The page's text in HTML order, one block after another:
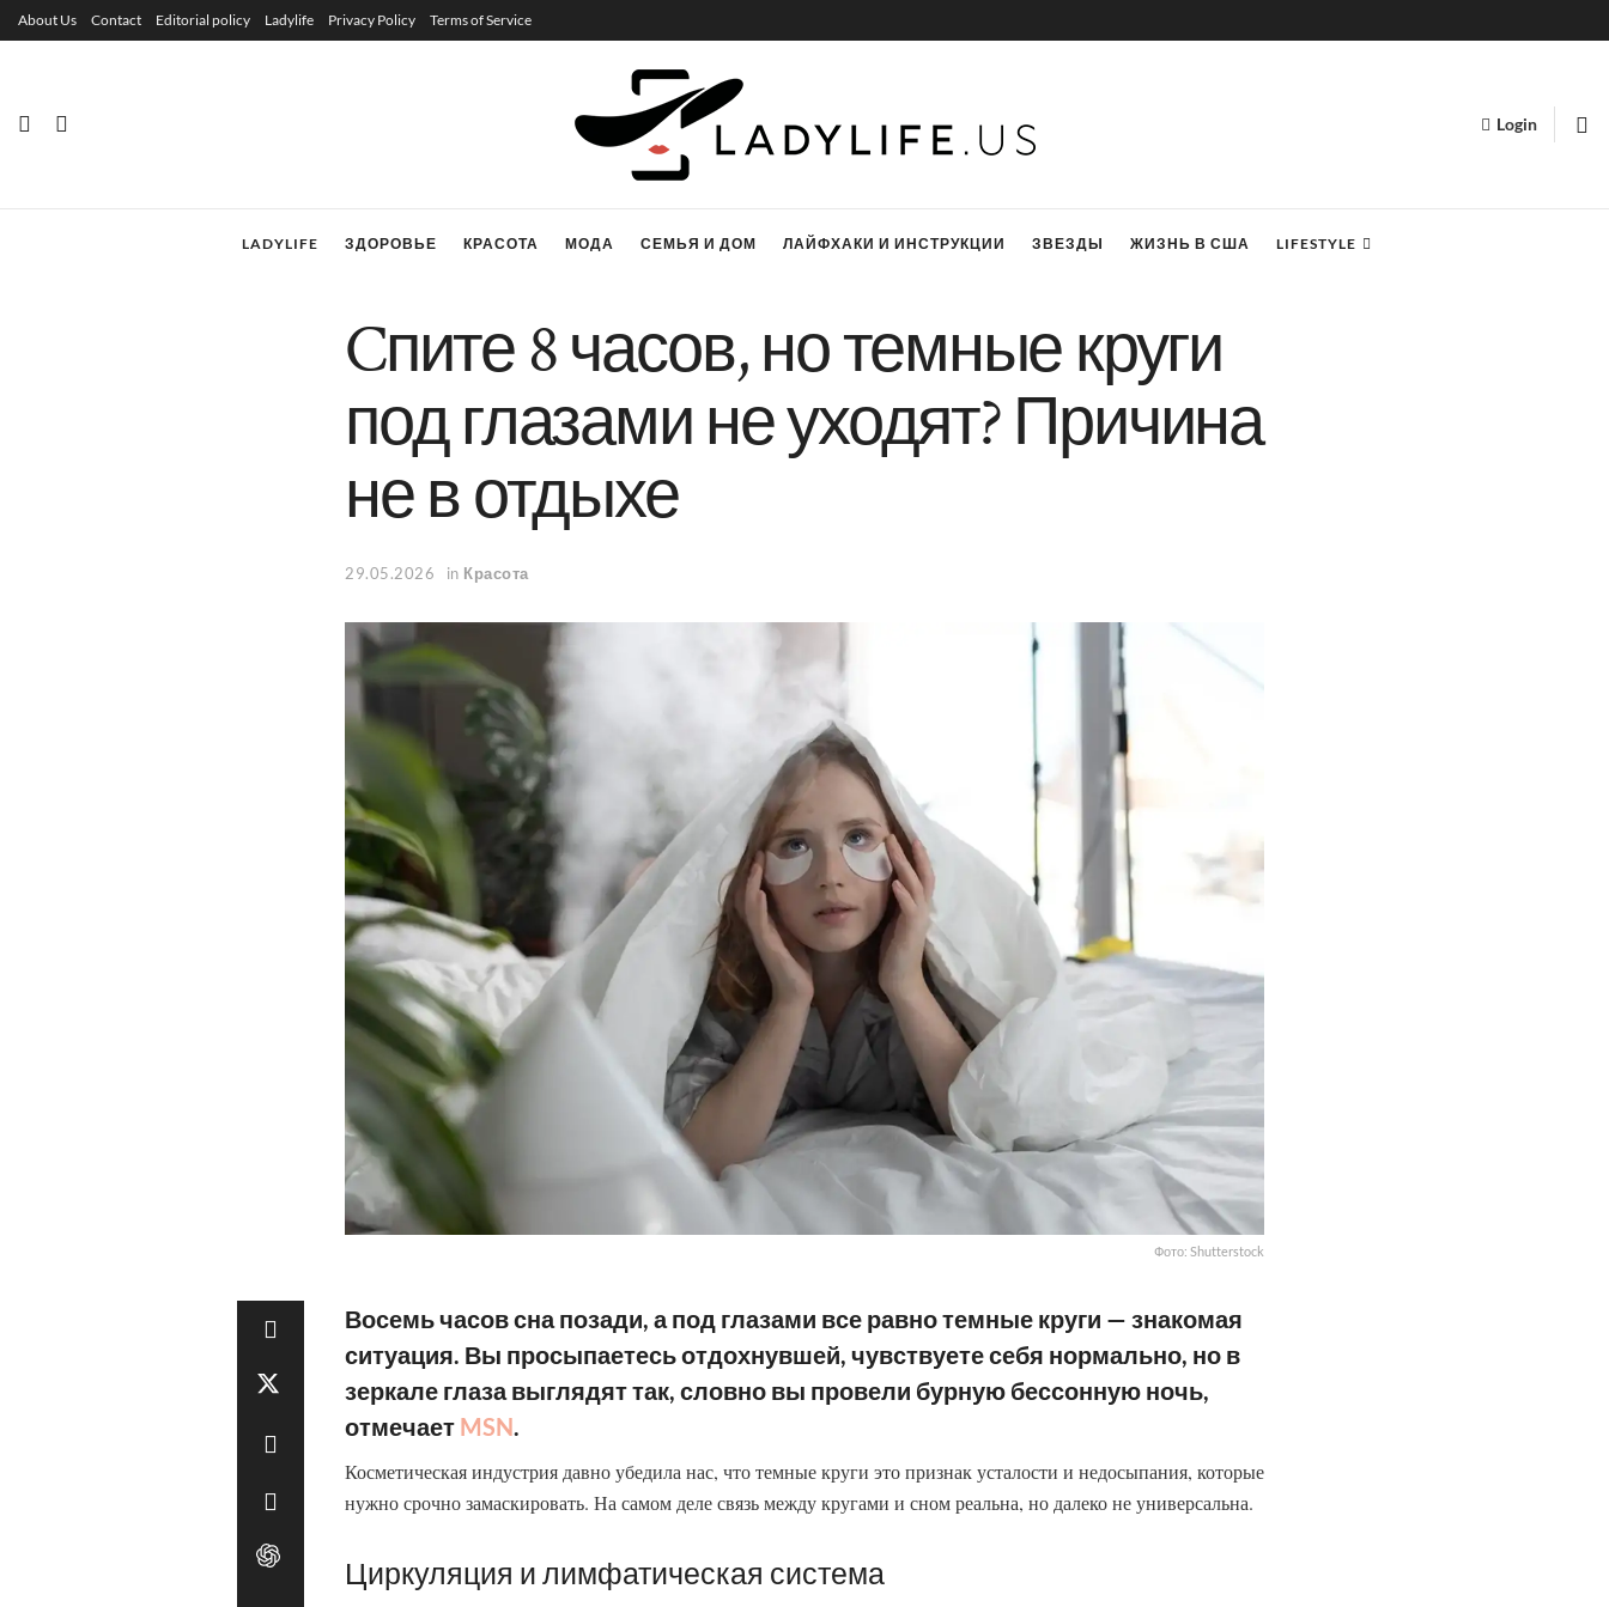
About Us Contact Editorial policy Ladylife Privacy Policy Terms of Service
Login
LADYLIFE ЗДОРОВЬЕ КРАСОТА МОДА СЕМЬЯ И ДОМ ЛАЙФХАКИ И ИНСТРУКЦИИ ЗВЕЗДЫ ЖИЗНЬ В США LIFESTYLE
Cпите 8 часов, но темные круги
под глазами не уходят? Причина
не в отдыхе
29.05.2026 in Красота
Фото: Shutterstock
Восемь часов сна позади, а под глазами все равно темные круги — знакомая
ситуация. Вы просыпаетесь отдохнувшей, чувствуете себя нормально, но в
зеркале глаза выглядят так, словно вы провели бурную бессонную ночь,
отмечает MSN.
Косметическая индустрия давно убедила нас, что темные круги это признак усталости и недосыпания, которые
нужно срочно замаскировать. На самом деле связь между кругами и сном реальна, но далеко не универсальна.
Циркуляция и лимфатическая система